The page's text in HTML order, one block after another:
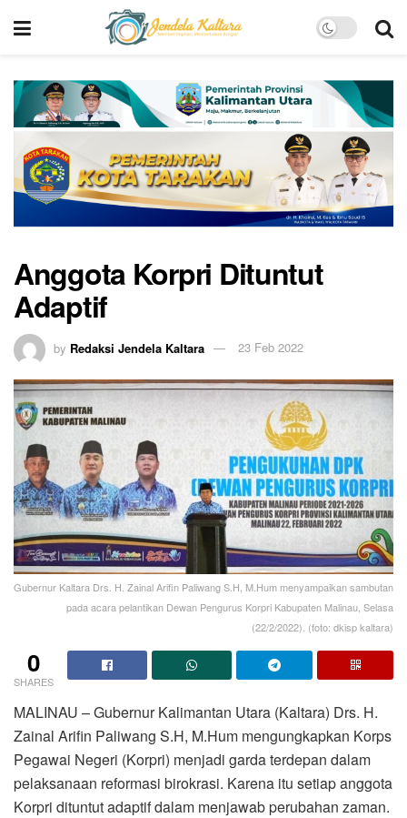
Anggota Korpri Dituntut
Adaptif
by Redaksi Jendela Kaltara 23 Feb 2022
Gubernur Kaltara Drs. H. Zainal Arifin Paliwang S.H, M.Hum menyampaikan sambutan
pada acara pelantikan Dewan Pengurus Korpri Kabupaten Malinau, Selasa
(22/2/2022). (foto: dkisp kaltara)
0
SHARES
MALINAU – Gubernur Kalimantan Utara (Kaltara) Drs. H.
Zainal Arifin Paliwang S.H, M.Hum mengungkapkan Korps
Pegawai Negeri (Korpri) menjadi garda terdepan dalam
pelaksanaan reformasi birokrasi. Karena itu setiap anggota
Korpri dituntut adaptif dalam menjawab perubahan zaman.